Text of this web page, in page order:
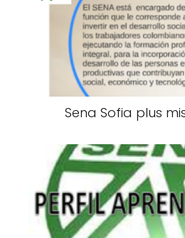
Sena Sofia plus